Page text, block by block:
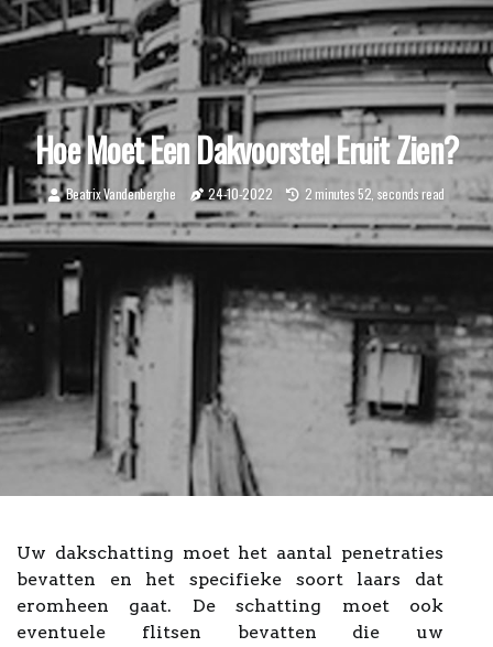
Hoe Moet Een Dakvoorstel Eruit Zien?
Beatrix Vandenberghe 24-10-2022 2 minutes 52, seconds read
Uw dakschatting moet het aantal penetraties
bevatten en het specifieke soort laars dat
eromheen gaat. De schatting moet ook
eventuele flitsen bevatten die uw